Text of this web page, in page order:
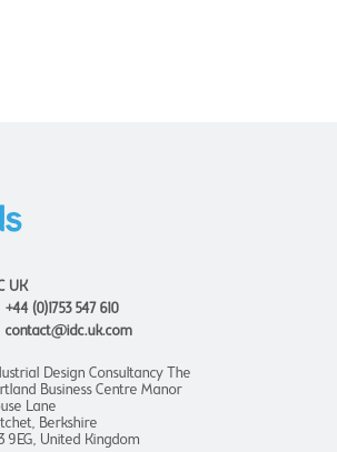
UK
+44 (0)1753 547 610
contact@idc.uk.com
Design Consultancy The
Business Centre Manor
Lane
Berkshire
9EG, United Kingdom